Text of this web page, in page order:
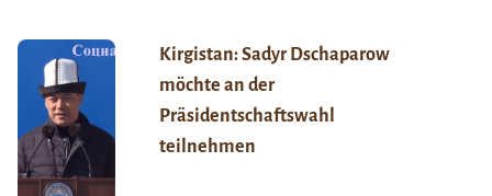
Kirgistan: Sadyr Dschaparow
möchte an der
Präsidentschaftswahl
teilnehmen